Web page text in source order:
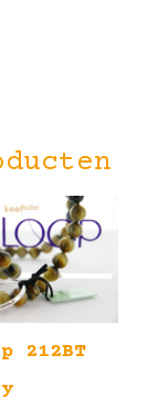
212BT